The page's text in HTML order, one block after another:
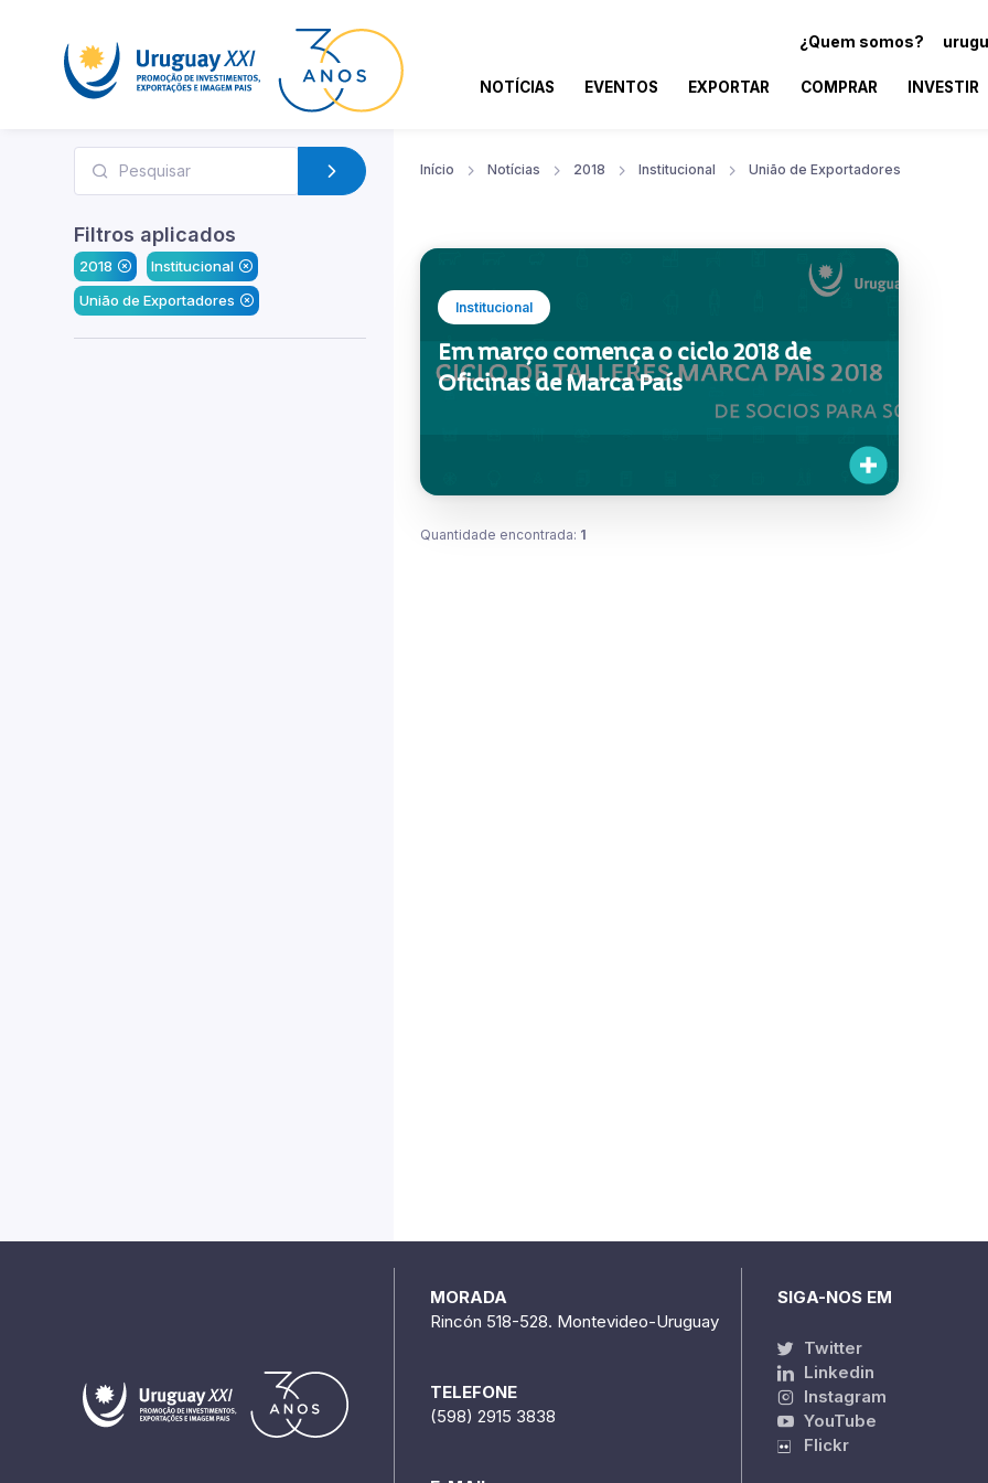
¿Quem somos?
NOTÍCIAS EVENTOS EXPORTAR COMPRAR INVESTIR
Filtros aplicados
2018
Institucional
União de Exportadores
Início Notícias 2018 Institucional União de Exportadores
Institucional
Em março comença o ciclo 2018 de
Oficinas de Marca País
Quantidade encontrada: 1
MORADA
Rincón 518-528. Montevideo-Uruguay
TELEFONE
(598) 2915 3838
SIGA-NOS EM
Twitter
Linkedin
Instagram
YouTube
Flickr